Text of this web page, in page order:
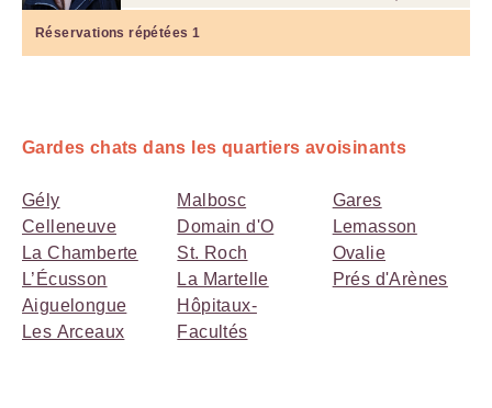
Réservations répétées 1
Gardes chats dans les quartiers avoisinants
Gély
Celleneuve
La Chamberte
L’Écusson
Aiguelongue
Les Arceaux
Malbosc
Domain d'O
St. Roch
La Martelle
Hôpitaux-
Facultés
Gares
Lemasson
Ovalie
Prés d'Arènes